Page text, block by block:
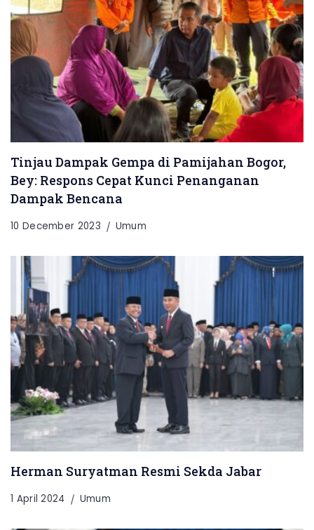
Tinjau Dampak Gempa di Pamijahan Bogor,
Bey: Respons Cepat Kunci Penanganan
Dampak Bencana
10 December 2023 Umum
Herman Suryatman Resmi Sekda Jabar
1 April 2024 Umum